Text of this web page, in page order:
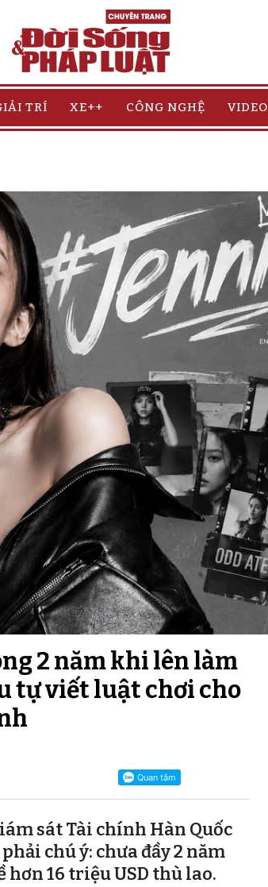
TRÍ XE++ CÔNG NGHỆ VIDEO
2 năm khi lên làm
tự viết luật chơi cho
sát Tài chính Hàn Quốc
chú ý: chưa đầy 2 năm
hơn 16 triệu USD thù lao.